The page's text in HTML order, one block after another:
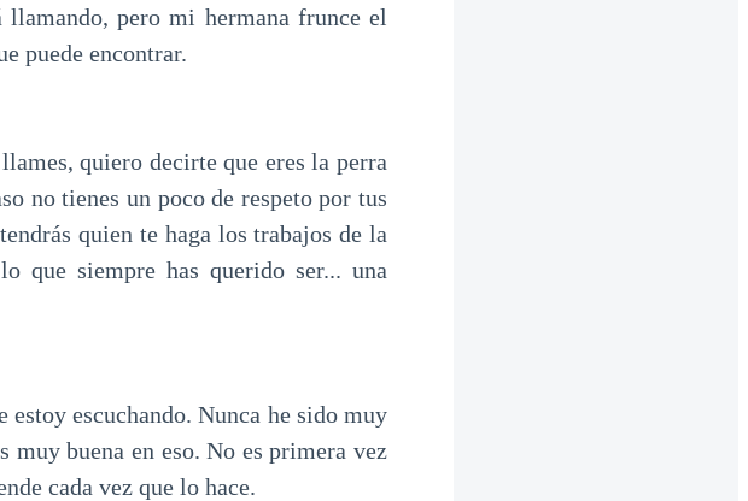
llamando, pero mi hermana frunce el
puede encontrar.
quiero decirte que eres la perra
no tienes un poco de respeto por tus
quien te haga los trabajos de la
que siempre has querido ser... una
escuchando. Nunca he sido muy
muy buena en eso. No es primera vez
cada vez que lo hace.